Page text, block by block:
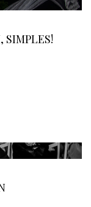
SIMPLES!